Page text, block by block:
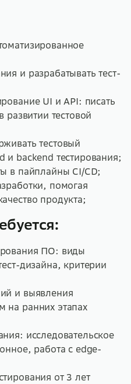
и разрабатывать тест-
UI и API: писать
развитии тестовой
тестовый
backend тестирования;
в пайплайны CI/CD;
помогая
продукта;
ПО: виды
дизайна, критерии
и выявления
на ранних этапах
исследовательское
работа с edge-
от 3 лет